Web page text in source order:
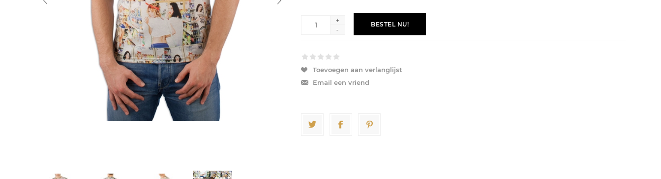
+
-
BESTEL NU!
Toevoegen aan verlanglijst
Email een vriend